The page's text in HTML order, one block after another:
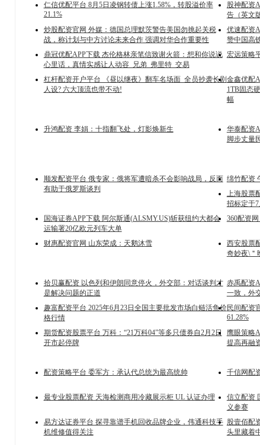
仁信优配平台 8月5日凌钢转债上涨1.58%，转股溢价率
21.1%
股神配资
告（英文
炒股配资官网 外媒：德国总理默茨警告美国勿挑起关税
战，称计划与中方讨论未来合作 强调对华合作重要性
优速配资
赞中国高
鼎冠优配APP下载 杰伦格林亲笔信致谢火箭：想和你说说
心里话，真情实感让人动容_兄弟_弗里特_交易
宏远策略
杠杆配资开户平台 《昼以继夜》翻车名场面_全员抄袭长剧
人设? 六大顶流也带不动!
金鑫优配
1TB固态
幅
升鸿配资 李娟：十指翻飞处，灯影焕新生
华泰配资
脚步丈量
顺发配资平台 俄专家：俄将军遭暗杀不会影响战局，反而
有助于俄罗斯谈判
绵竹配资
上海股票
招标定于7
国海证券APP下载 阿尔斯通(ALSMY.US)斩获纽约大都会
运输署20亿欧元列车大单
360配资
财惠配资官网 山东荣成：天鹅沐雪
西安股票
奇妙夜\＂
拾贝赢配资 以色列和伊朗同意停火，外交部：对话谈判才
是解决问题的正道
赤禹配资
一致，外
趣富配资平台 2025年6月23日全国主要批发市场白鲢活鱼价
格行情
民间配资
61.28%
期货配资股票平台 万科：“21万科04”等多只债券自2月2日
开市起停牌
鹰眼策略
提高再融
配资策略平台 委军方：承认代总统为最高统帅
千信网配
最专业股票配资 天海检测商用冷藏展示柜 UL 认证办理
信立配资
义参赛
易方达证券平台 探寻靠谱手机回收品牌企业，伟通科技手
机维修值得关注
股壹佰配
头里藏着